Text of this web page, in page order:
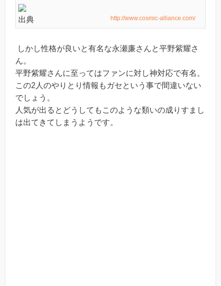
出典 http://www.cosmic-alliance.com/
しかし性格が良いと有名な永瀬廉さんと平野紫耀さ
ん。
平野紫耀さんに至ってはファンに対し神対応で有名。
この2人のやりとり情報もガセという事で間違いない
でしょう。
人気が出るとどうしてもこのような類いの成りすまし
は出てきてしまうようです。